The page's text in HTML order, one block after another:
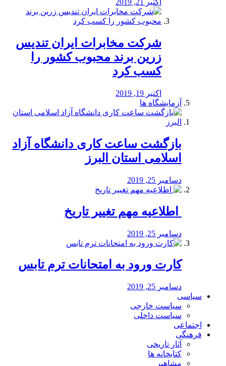
اکتبر 21, 2019
شرکت مخابرات ایران تندیس
زرین برند محبوب کشور را
کسب کرد
اکتبر 19, 2019
آزمایشگاه ها
بازگشت ساعت کاری دانشگاه آزاد
اسلامی استان البرز
دسامبر 25, 2019
️ اطلاعیه مهم تغییر تاریخ
دسامبر 25, 2019
کارت ورود به امتحانات ترم تابس
دسامبر 25, 2019
سیاسی
سیاست خارجی
سیاست داخلی
اجتماعی
فرهنگی
آثار تاریخی
کتابخانه ها
مشاهیر